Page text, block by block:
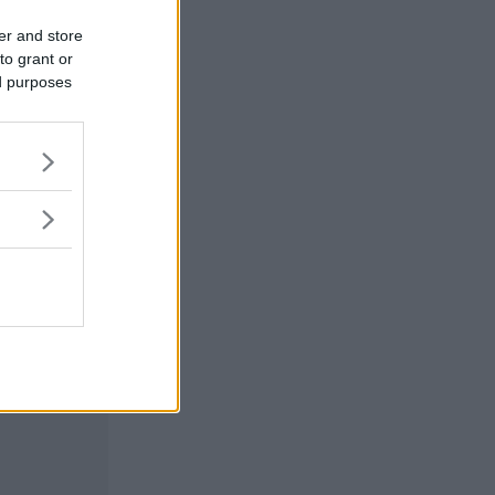
and store
grant or
purposes